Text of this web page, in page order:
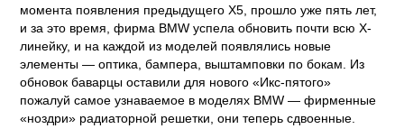
момента появления предыдущего X5, прошло уже пять лет,
и за это время, фирма BMW успела обновить почти всю X-
линейку, и на каждой из моделей появлялись новые
элементы — оптика, бампера, выштамповки по бокам. Из
обновок баварцы оставили для нового «Икс-пятого»
пожалуй самое узнаваемое в моделях BMW — фирменные
«ноздри» радиаторной решетки, они теперь сдвоенные.